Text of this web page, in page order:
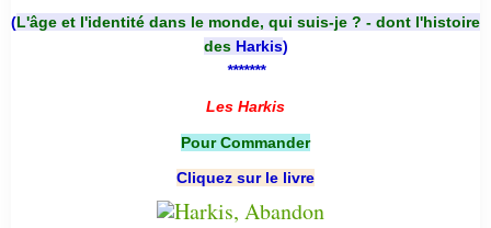
(L'âge et l'identité dans le monde, qui suis-je ? - dont l'histoire
des Harkis)
*******
Les Harkis
Pour Commander
Cliquez sur le livre